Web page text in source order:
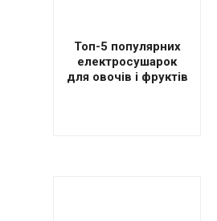
Топ-5 популярних
електросушарок
для овочів і фруктів